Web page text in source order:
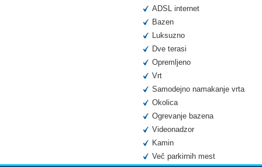
ADSL internet
Bazen
Luksuzno
Dve terasi
Opremljeno
Vrt
Samodejno namakanje vrta
Okolica
Ogrevanje bazena
Videonadzor
Kamin
Več parkirnih mest